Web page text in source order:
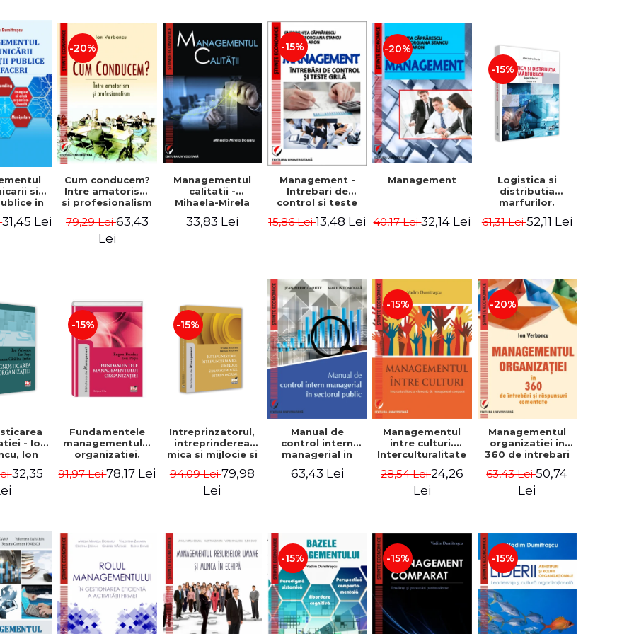
si
in
31,45 Lei
-20%
Cum conducem?
Intre amatorism
si profesionalism
79,29 Lei63,43
Lei
Managementul
calitatii -
Mihaela-Mirela
33,83 Lei
-15%
Management -
Intrebari de
control si teste
15,86 Lei13,48 Lei
-20%
Management
40,17 Lei32,14 Lei
-15%
Logistica si
distributia
marfurilor.
Editia a VI-a -
61,31 Lei52,11 Lei
- Ion
Ion
Stefan
32,35
-15%
Fundamentele
managementului
organizatiei.
Eugen Burdus,
91,97 Lei78,17 Lei
-15%
Intreprinzatorul,
intreprinderea
mica si mijlocie si
intreprenorial -
Ovidiu Nicolescu,
94,09 Lei79,98
Lei
Manual de
control intern
managerial in
sectorul public -
Jean-Pierre
63,43 Lei
-15%
Managementul
intre culturi.
Interculturalitate
management
comparat -
28,54 Lei24,26
Lei
-20%
Managementul
organizatiei in
360 de intrebari
comentate - Ion
Verboncu
63,43 Lei50,74
Lei
-15% -15% -15%